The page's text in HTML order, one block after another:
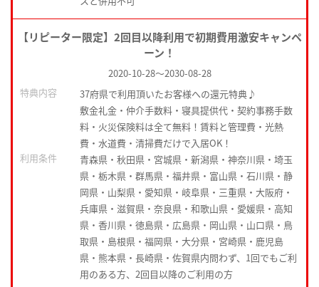
【リピーター限定】2回目以降利用で初期費用激安キャンペ
ーン！
2020-10-28～2030-08-28
特典内容
37府県で利用頂いたお客様への還元特典♪
敷金礼金・仲介手数料・寝具提供代・契約事務手数
料・火災保険料は全て無料！賃料と管理費・光熱
費・水道費・清掃費だけで入居OK！
利用条件
青森県・秋田県・宮城県・新潟県・神奈川県・埼玉
県・栃木県・群馬県・福井県・富山県・石川県・静
岡県・山梨県・愛知県・岐阜県・三重県・大阪府・
兵庫県・滋賀県・奈良県・和歌山県・愛媛県・高知
県・香川県・徳島県・広島県・岡山県・山口県・鳥
取県・島根県・福岡県・大分県・宮崎県・鹿児島
県・熊本県・長崎県・佐賀県内問わず、1回でもご利
用のある方、2回目以降のご利用の方